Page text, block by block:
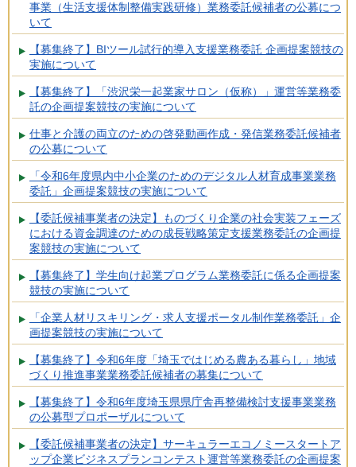
事業（生活支援体制整備実践研修）業務委託候補者の公募につ
いて
【募集終了】BIツール試行的導入支援業務委託 企画提案競技の
実施について
【募集終了】「渋沢栄一起業家サロン（仮称）」運営等業務委
託の企画提案競技の実施について
仕事と介護の両立のための啓発動画作成・発信業務委託候補者
の公募について
「令和6年度県内中小企業のためのデジタル人材育成事業業務
委託」企画提案競技の実施について
【委託候補事業者の決定】ものづくり企業の社会実装フェーズ
における資金調達のための成長戦略策定支援業務委託の企画提
案競技の実施について
【募集終了】学生向け起業プログラム業務委託に係る企画提案
競技の実施について
「企業人材リスキリング・求人支援ポータル制作業務委託」企
画提案競技の実施について
【募集終了】令和6年度「埼玉ではじめる農ある暮らし」地域
づくり推進事業業務委託候補者の募集について
【募集終了】令和6年度埼玉県県庁舎再整備検討支援事業業務
の公募型プロポーザルについて
【委託候補事業者の決定】サーキュラーエコノミースタートア
ップ企業ビジネスプランコンテスト運営等業務委託の企画提案